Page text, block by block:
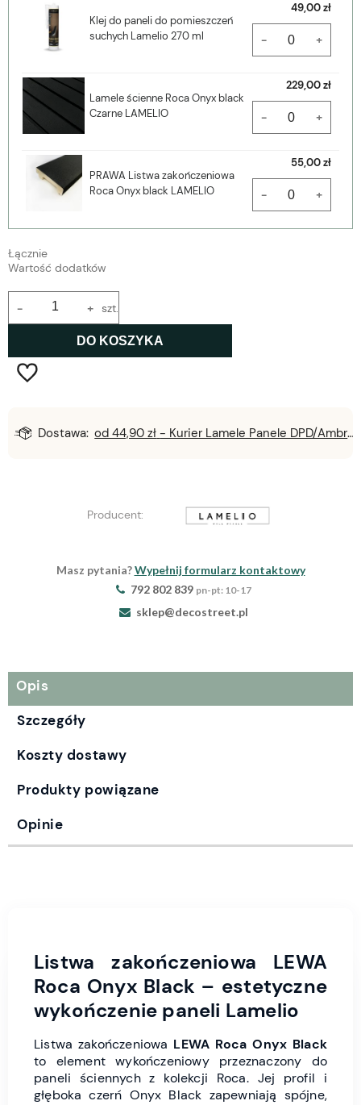
Klej do paneli do pomieszczeń
suchych Lamelio 270 ml
49,00 zł
- +
Lamele ścienne Roca Onyx black
Czarne LAMELIO
229,00 zł
- +
PRAWA Listwa zakończeniowa
Roca Onyx black LAMELIO
55,00 zł
- +
Łącznie
Wartość dodatków
+
- szt.
DO KOSZYKA
Dostawa: od 44,90 zł - Kurier Lamele Panele DPD/Ambro/NST
Producent:
Masz pytania?Wypełnij formularz kontaktowy
792 802 839 pn-pt: 10-17
sklep@decostreet.pl
Opis
Szczegóły
Koszty dostawy
Produkty powiązane
Opinie
Listwa zakończeniowa LEWA
Roca Onyx Black – estetyczne
wykończenie paneli Lamelio
Listwa zakończeniowa LEWA Roca Onyx Black
to element wykończeniowy przeznaczony do
paneli ściennych z kolekcji Roca. Jej profil i
głęboka czerń Onyx Black zapewniają spójne,